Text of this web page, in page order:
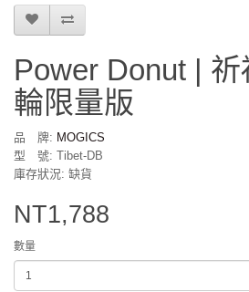
Power Donut |
輪限量版
品 牌: MOGICS
型 號: Tibet-DB
庫存狀況: 缺貨
NT1,788
數量